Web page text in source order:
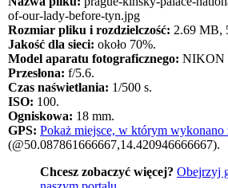
of-our-lady-before-tyn.jpg
Rozmiar pliku i rozdzielczość: 2.69 MB,
Jakość dla sieci: około 70%.
Model aparatu fotograficznego: NIKON
Przesłona: f/5.6.
Czas naświetlania: 1/500 s.
ISO: 100.
Ogniskowa: 18 mm.
GPS: Pokaż miejsce, w którym wykonano
(@50.087861666667,14.420946666667).
Chcesz zobaczyć więcej? Obejrzyj